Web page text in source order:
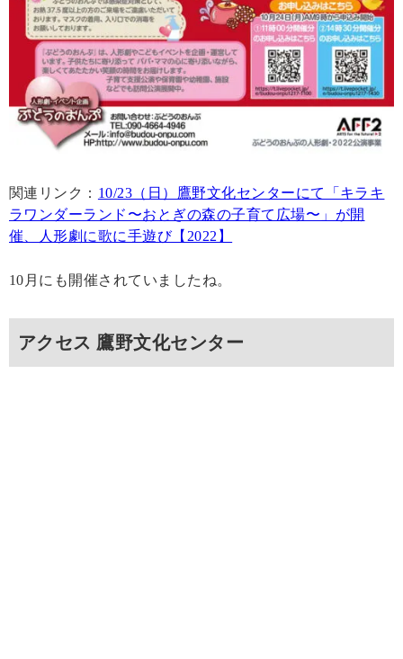
関連リンク： 10/23（日）鷹野文化センターにて「キラキ
ラワンダーランド〜おとぎの森の子育て広場〜」が開
催、人形劇に歌に手遊び【2022】
10月にも開催されていましたね。
アクセス 鷹野文化センター